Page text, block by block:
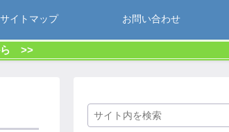
サイトマップ お問い合わせ
ら >>